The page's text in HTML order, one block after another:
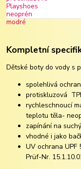
Kompletní
Dětské boty do vody s
spolehlivá
protiskluzová
rychleschnoucí
teplotu těla-
zapínání na
vhodné i jako
UV ochrana
Prüf-Nr.